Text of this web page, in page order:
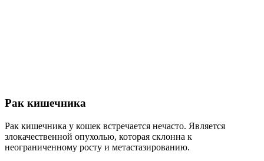
Рак кишечника
Рак кишечника у кошек встречается нечасто. Является
злокачественной опухолью, которая склонна к
неограниченному росту и метастазированию.